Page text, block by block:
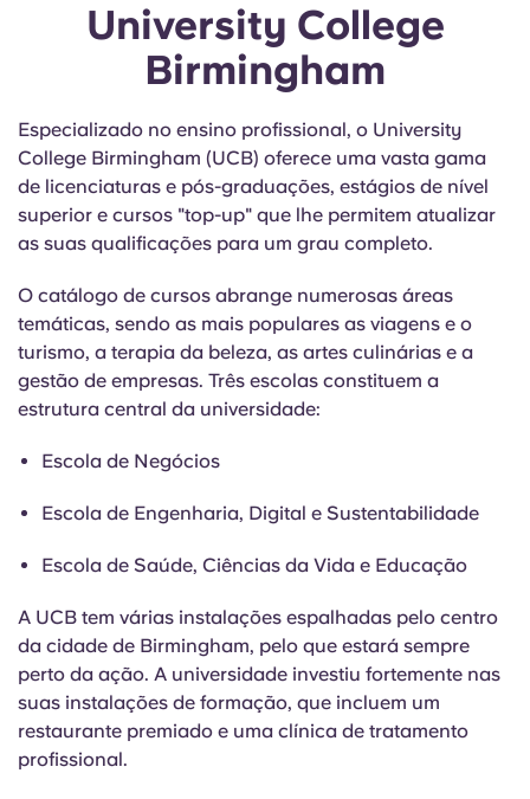
University College
Birmingham
Especializado no ensino profissional, o University
College Birmingham (UCB) oferece uma vasta gama
de licenciaturas e pós-graduações, estágios de nível
superior e cursos "top-up" que lhe permitem atualizar
as suas qualificações para um grau completo.
O catálogo de cursos abrange numerosas áreas
temáticas, sendo as mais populares as viagens e o
turismo, a terapia da beleza, as artes culinárias e a
gestão de empresas. Três escolas constituem a
estrutura central da universidade:
Escola de Negócios
Escola de Engenharia, Digital e Sustentabilidade
Escola de Saúde, Ciências da Vida e Educação
A UCB tem várias instalações espalhadas pelo centro
da cidade de Birmingham, pelo que estará sempre
perto da ação. A universidade investiu fortemente nas
suas instalações de formação, que incluem um
restaurante premiado e uma clínica de tratamento
profissional.